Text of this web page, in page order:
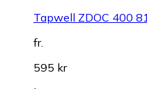
Tapwell ZDOC 400
fr.
595 kr